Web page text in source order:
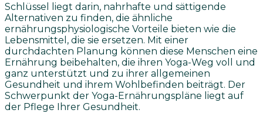
Schlüssel liegt darin, nahrhafte und sättigende
Alternativen zu finden, die ähnliche
ernährungsphysiologische Vorteile bieten wie die
Lebensmittel, die sie ersetzen. Mit einer
durchdachten Planung können diese Menschen eine
Ernährung beibehalten, die ihren Yoga-Weg voll und
ganz unterstützt und zu ihrer allgemeinen
Gesundheit und ihrem Wohlbefinden beiträgt. Der
Schwerpunkt der Yoga-Ernährungspläne liegt auf
der Pflege Ihrer Gesundheit.